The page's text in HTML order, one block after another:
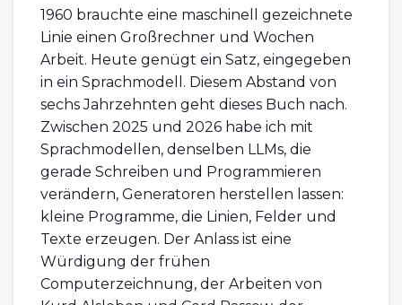
1960 brauchte eine maschinell gezeichnete
Linie einen Großrechner und Wochen
Arbeit. Heute genügt ein Satz, eingegeben
in ein Sprachmodell. Diesem Abstand von
sechs Jahrzehnten geht dieses Buch nach.
Zwischen 2025 und 2026 habe ich mit
Sprachmodellen, denselben LLMs, die
gerade Schreiben und Programmieren
verändern, Generatoren herstellen lassen:
kleine Programme, die Linien, Felder und
Texte erzeugen. Der Anlass ist eine
Würdigung der frühen
Computerzeichnung, der Arbeiten von